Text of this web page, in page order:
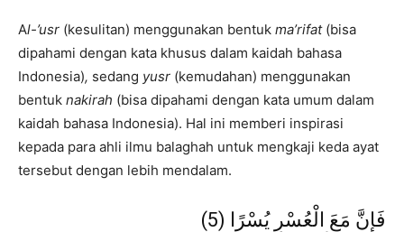
Al-’usr (kesulitan) menggunakan bentuk ma’rifat (bisa
dipahami dengan kata khusus dalam kaidah bahasa
Indonesia), sedang yusr (kemudahan) menggunakan
bentuk nakirah (bisa dipahami dengan kata umum dalam
kaidah bahasa Indonesia). Hal ini memberi inspirasi
kepada para ahli ilmu balaghah untuk mengkaji keda ayat
tersebut dengan lebih mendalam.
فَإِنَّ مَعَ الْعُسْرِ يُسْرًا (5)